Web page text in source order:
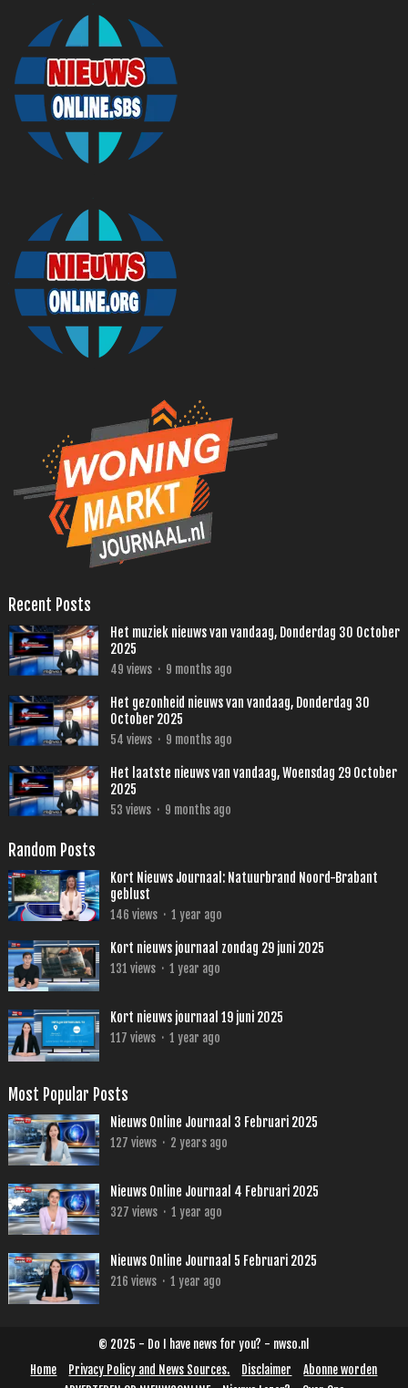
Recent Posts
Het muziek nieuws van vandaag, Donderdag 30 October
2025
49 views · 9 months ago
Het gezonheid nieuws van vandaag, Donderdag 30
October 2025
54 views · 9 months ago
Het laatste nieuws van vandaag, Woensdag 29 October
2025
53 views · 9 months ago
Random Posts
Kort Nieuws Journaal: Natuurbrand Noord-Brabant
geblust
146 views · 1 year ago
Kort nieuws journaal zondag 29 juni 2025
131 views · 1 year ago
Kort nieuws journaal 19 juni 2025
117 views · 1 year ago
Most Popular Posts
Nieuws Online Journaal 3 Februari 2025
127 views · 2 years ago
Nieuws Online Journaal 4 Februari 2025
327 views · 1 year ago
Nieuws Online Journaal 5 Februari 2025
216 views · 1 year ago
© 2025 - Do I have news for you? - nwso.nl
Home
Privacy Policy and News Sources. Disclaimer
Abonne worden